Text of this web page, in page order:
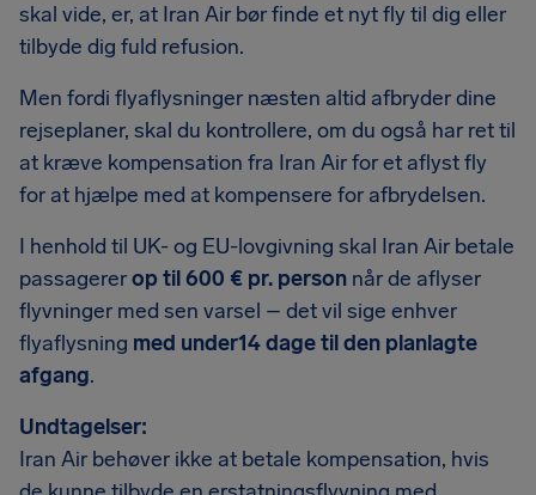
skal vide, er, at Iran Air bør finde et nyt fly til dig eller
tilbyde dig fuld refusion.
Men fordi flyaflysninger næsten altid afbryder dine
rejseplaner, skal du kontrollere, om du også har ret til
at kræve kompensation fra Iran Air for et aflyst fly
for at hjælpe med at kompensere for afbrydelsen.
I henhold til UK- og EU-lovgivning skal Iran Air betale
passagererop til 600 € pr. person når de aflyser
flyvninger med sen varsel – det vil sige enhver
flyaflysning med under14 dage til den planlagte
afgang.
Undtagelser:
Iran Air behøver ikke at betale kompensation, hvis